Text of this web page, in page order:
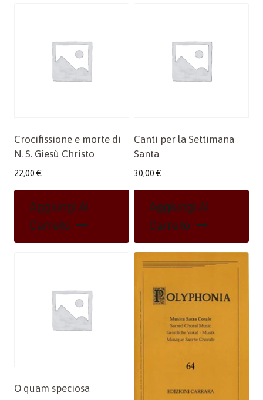
Crocifissione e morte di
N. S. Giesù Christo
22,00 €
Aggiungi Al
Carrello
Canti per la Settimana
Santa
30,00 €
Aggiungi Al
Carrello
O quam speciosa